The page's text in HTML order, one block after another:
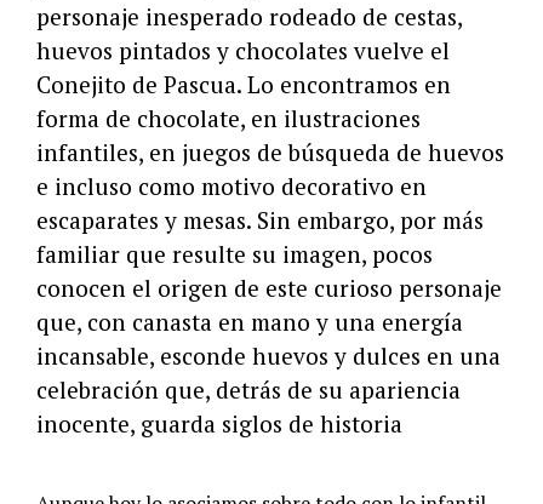
personaje inesperado rodeado de cestas,
huevos pintados y chocolates vuelve el
Conejito de Pascua. Lo encontramos en
forma de chocolate, en ilustraciones
infantiles, en juegos de búsqueda de huevos
e incluso como motivo decorativo en
escaparates y mesas. Sin embargo, por más
familiar que resulte su imagen, pocos
conocen el origen de este curioso personaje
que, con canasta en mano y una energía
incansable, esconde huevos y dulces en una
celebración que, detrás de su apariencia
inocente, guarda siglos de historia